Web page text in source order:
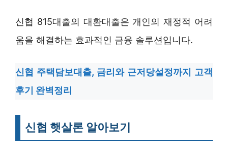
신협 815대출의 대환대출은 개인의 재정적 어려
움을 해결하는 효과적인 금융 솔루션입니다.
신협 주택담보대출, 금리와 근저당설정까지 고객
후기 완벽정리
신협 햇살론 알아보기